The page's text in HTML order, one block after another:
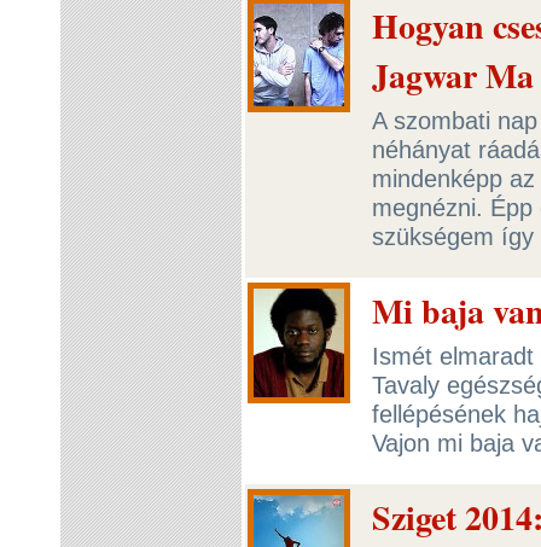
Hogyan
Jagwar Ma
A szombati
néhányat
mindenképp
megnézni.
szükségem
Mi baja
Ismét
Tavaly
fellépésének
Vajon mi baja
Sziget